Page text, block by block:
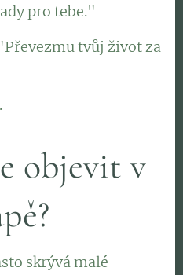
pro tebe."
tvůj život za
objevit v
skrývá malé